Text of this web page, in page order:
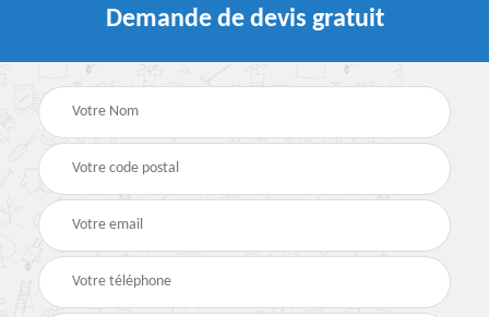
Demande de devis gratuit